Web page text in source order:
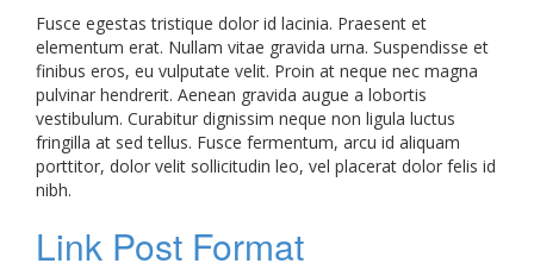
Fusce egestas tristique dolor id lacinia. Praesent et
elementum erat. Nullam vitae gravida urna. Suspendisse et
finibus eros, eu vulputate velit. Proin at neque nec magna
pulvinar hendrerit. Aenean gravida augue a lobortis
vestibulum. Curabitur dignissim neque non ligula luctus
fringilla at sed tellus. Fusce fermentum, arcu id aliquam
porttitor, dolor velit sollicitudin leo, vel placerat dolor felis id
nibh.
Link Post Format